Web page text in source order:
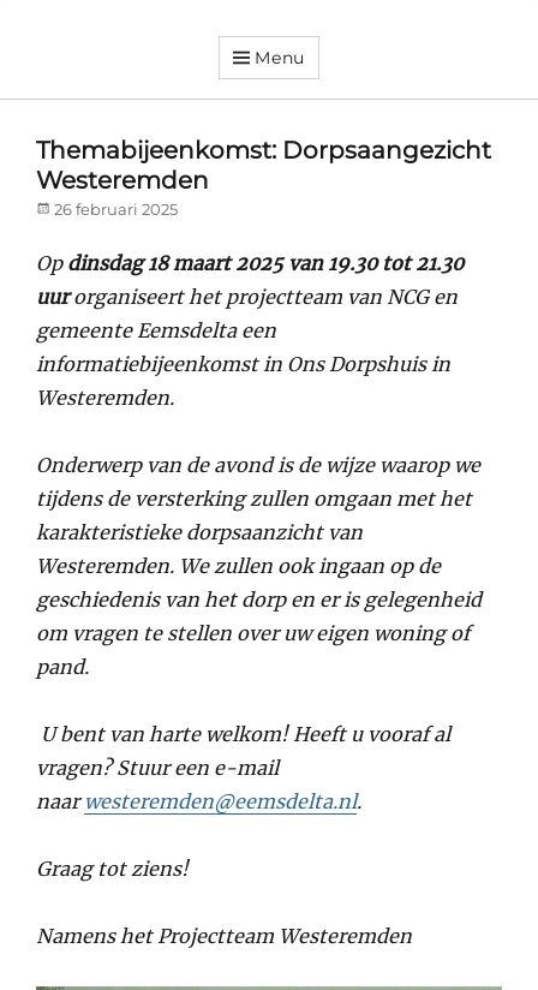
DorpsverenigingMenu
Themabijeenkomst: Dorpsaangezicht
Westeremden
Posted
26 februari 2025
Op dinsdag 18 maart 2025 van 19.30 tot 21.30
uurorganiseert het projectteam van NCG en
gemeente Eemsdelta een
informatiebijeenkomst in Ons Dorpshuis in
Westeremden.
Onderwerp van de avond is de wijze waarop we
tijdens de versterking zullen omgaan met het
karakteristieke dorpsaanzicht van
Westeremden. We zullen ook ingaan op de
geschiedenis van het dorp en er is gelegenheid
om vragen te stellen over uw eigen woning of
pand.
U bent van harte welkom! Heeft u vooraf al
vragen? Stuur een e-mail
naarwesteremden@eemsdelta.nl.
Graag tot ziens!
Namens het Projectteam Westeremden